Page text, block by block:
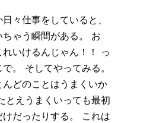
々仕事をしていると、
ちゃう瞬間がある。 お
いけるんじゃん！！ っ
。 そしてやってみる。
んどのことはうまくいか
とえうまくいっても最初
けだったりする。 これは